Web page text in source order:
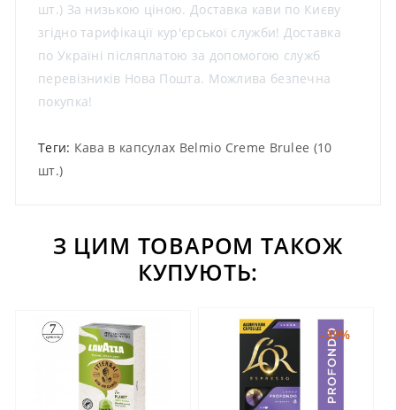
шт.) За низькою ціною. Доставка кави по Києву
згідно тарифікації кур'єрської служби! Доставка
по Україні післяплатою за допомогою служб
перевізників Нова Пошта. Можлива безпечна
покупка!
Теги: Кава в капсулах Belmio Creme Brulee (10
шт.)
З ЦИМ ТОВАРОМ ТАКОЖ
КУПУЮТЬ:
-39%